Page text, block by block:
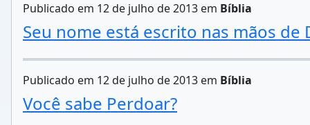
Publicado em 12 de julho de 2013 em Bíblia
Seu nome está escrito nas mãos de
Publicado em 12 de julho de 2013 em Bíblia
Você sabe Perdoar?